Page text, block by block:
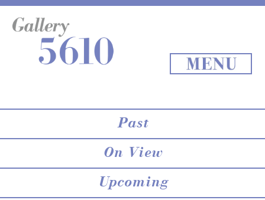
MENU
Exhibition
About 5610
Archives
Map
online store
Staff Blog
Past
On View
Upcoming